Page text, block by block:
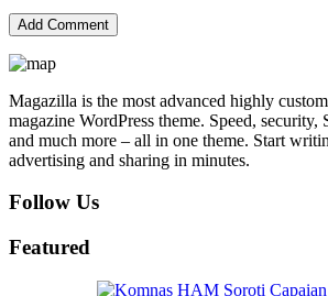
Magazilla is the most advanced highly
magazine WordPress theme. Speed,
and much more – all in one theme. Start
advertising and sharing in minutes.
Follow Us
Featured